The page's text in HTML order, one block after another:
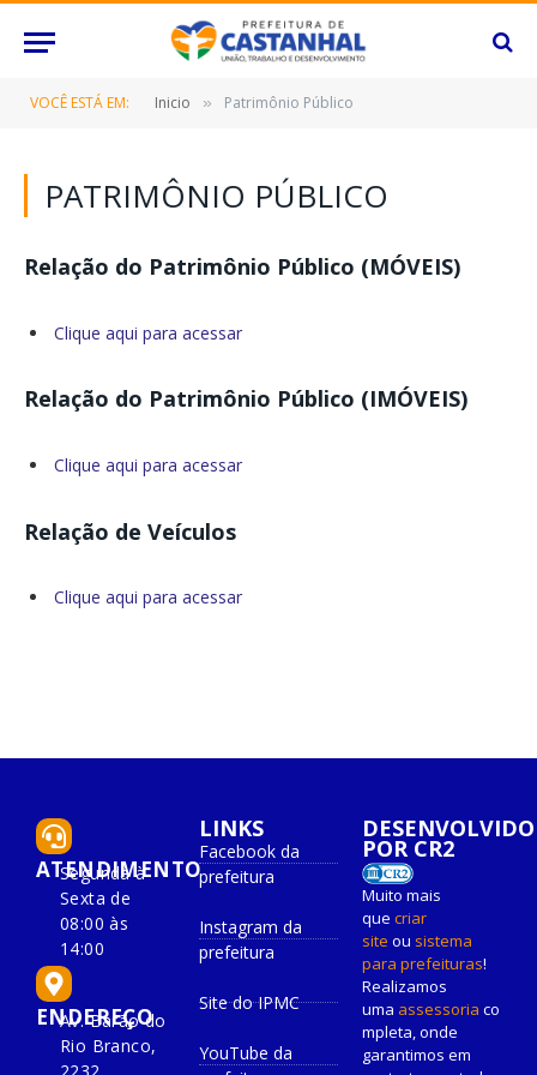
VOCÊ ESTÁ EM: Inicio » Patrimônio Público
PATRIMÔNIO PÚBLICO
Relação do Patrimônio Público (MÓVEIS)
Clique aqui para acessar
Relação do Patrimônio Público (IMÓVEIS)
Clique aqui para acessar
Relação de Veículos
Clique aqui para acessar
ATENDIMENTO
Segunda à
Sexta de
08:00 às
14:00
ENDEREÇO
Av. Barão do
Rio Branco,
LINKS
Facebook da
prefeitura
Instagram da
prefeitura
Site do IPMC
YouTube da
DESENVOLVIDO
POR CR2
Muito mais
que criar
site ou sistema
para prefeituras!
Realizamos
uma assessoria co
mpleta, onde
garantimos em